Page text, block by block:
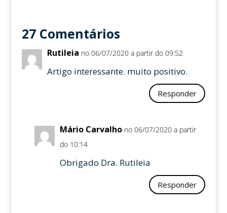
27 Comentários
Rutileia no 06/07/2020 a partir do 09:52
Artigo interessante. muito positivo.
Responder
Mário Carvalho no 06/07/2020 a partir
do 10:14
Obrigado Dra. Rutileia
Responder